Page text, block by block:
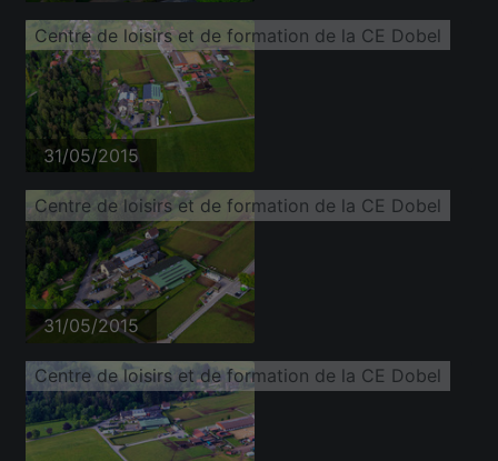
Centre de loisirs et de formation de la CE Dobel
31/05/2015
Centre de loisirs et de formation de la CE Dobel
31/05/2015
Centre de loisirs et de formation de la CE Dobel